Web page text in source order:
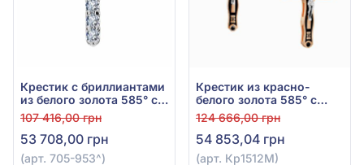
Крестик с бриллиантами
из белого золота 585° с
бриллиантом 0,41ct, арт.
705-953
107 416,00 грн
53 708,00 грн
(арт. 705-953^)
Крестик из красно-
белого золота 585° с
чёрным фианитом/
куб.цирконием и чёрной
эмалью, арт. Кр1512М
124 666,00 грн
54 853,04 грн
(арт. Кр1512М)